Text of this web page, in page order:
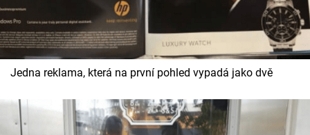
Jedna reklama, která na první pohled vypadá jako dvě